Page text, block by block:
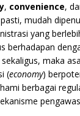
, convenience,
mudah
yang
berhadapan
maka
(economy)
berbagai